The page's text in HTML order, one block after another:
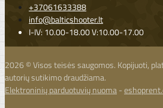
+37061633388
info@balticshooter.lt
I-IV: 10.00-18.00 V:10.00-17.00
2026 © Visos teisės saugomos. Kopijuoti,
autorių sutikimo draudžiama.
Elektroninių parduotuvių nuoma-